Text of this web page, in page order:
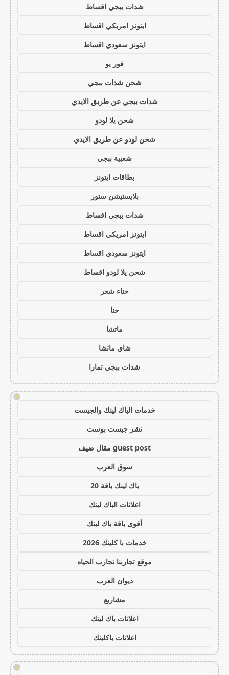
شدات ببجي اقساط
ايتونز امريكي اقساط
ايتونز سعودي اقساط
فور يو
شحن شدات ببجي
شدات ببجي عن طريق الايدي
شحن يلا لودو
شحن لودو عن طريق الايدي
شعبية ببجي
بطاقات ايتونز
بلايستيشن ستور
شدات ببجي اقساط
ايتونز امريكي اقساط
ايتونز سعودي اقساط
شحن يلا لودو اقساط
حناء شعر
حنا
ماتشا
شاي ماتشا
شدات ببجي تمارا
!
خدمات الباك لينك والجيست
نشر جيست بوست
guest post مقال ضيف
سوق العرب
باك لينك باقة 20
اعلانات الباك لينك
أقوى باقة باك لينك
خدمات با كلينك 2026
موقع تجاربنا تجارب الحياه
ديوان العرب
مشاريع
اعلانات باك لينك
اعلانات باكلينك
!